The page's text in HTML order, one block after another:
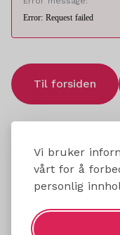
Vi bruker
vårt for å
personlig
Error: Request failed
Til forsiden